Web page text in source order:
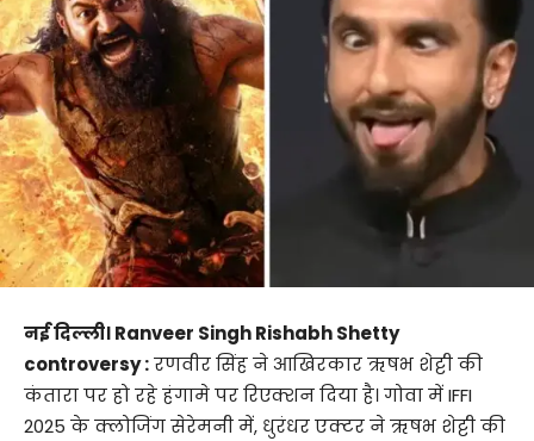
नई दिल्ली। Ranveer Singh Rishabh Shetty
controversy :रणवीर सिंह ने आखिरकार ऋषभ शेट्टी की
कंतारा पर हो रहे हंगामे पर रिएक्शन दिया है। गोवा में IFFI
2025 के क्लोजिंग सेरेमनी में, धुरंधर एक्टर ने ऋषभ शेट्टी की